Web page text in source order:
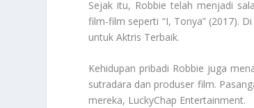
Sejak itu, Robbie telah menjadi
film-film seperti “I, Tonya” (2017).
untuk Aktris Terbaik.
Kehidupan pribadi Robbie juga
sutradara dan produser film.
mereka, LuckyChap Entertainment.